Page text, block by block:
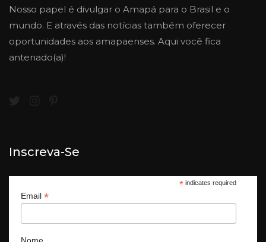
Nosso papel é divulgar o Amapá para o Brasil e o
mundo. E através das notícias também oferecer
oportunidades aos amapaenses. Aqui você fica
antenado(a)!
Inscreva-Se
*indicates required
Email *
Nome